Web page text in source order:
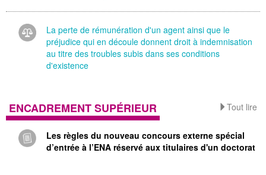
La perte de rémunération d'un agent ainsi que le
préjudice qui en découle donnent droit à indemnisation
au titre des troubles subis dans ses conditions
d'existence
Tout lire
ENCADREMENT SUPÉRIEUR
Les règles du nouveau concours externe spécial
d’entrée à l’ENA réservé aux titulaires d'un doctorat